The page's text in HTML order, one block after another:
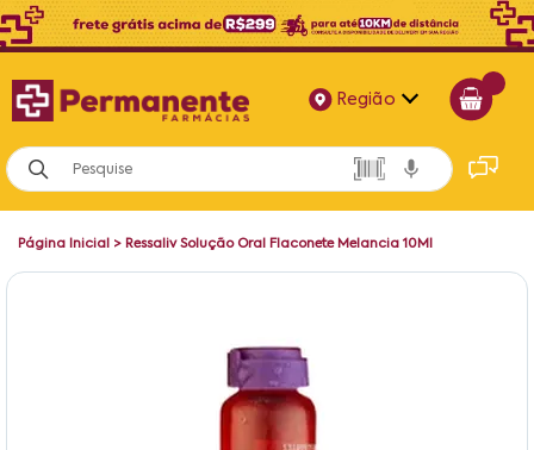
Região
Alagoas
Bahia
Página Inicial > Ressaliv Solução Oral Flaconete Melancia 10Ml